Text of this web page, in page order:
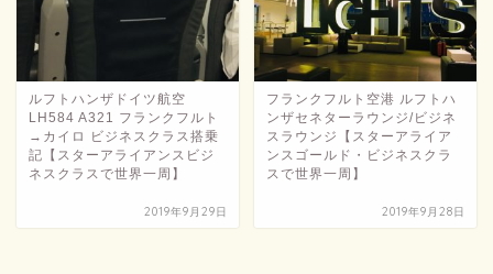
ルフトハンザドイツ航空
LH584 A321 フランクフルト
→カイロ ビジネスクラス搭乗
記【スターアライアンスビジ
ネスクラスで世界一周】
2019年9月29日
フランクフルト空港 ルフトハ
ンザセネターラウンジ/ビジネ
スラウンジ【スターアライア
ンスゴールド・ビジネスクラ
スで世界一周】
2019年9月28日